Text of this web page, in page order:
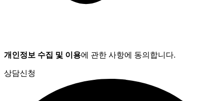
개인정보 수집 및 이용에 관한 사항에 동의합니다.
상담신청